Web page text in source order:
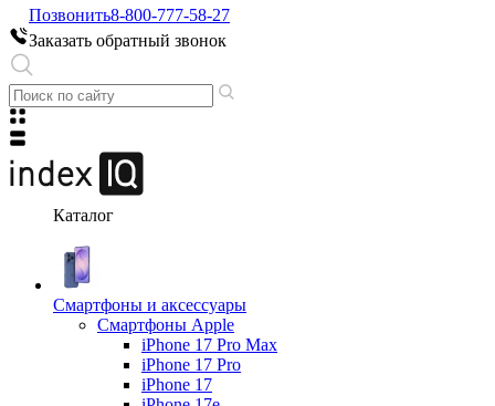
Позвонить8-800-777-58-27
Заказать обратный звонок
Каталог
Смартфоны и аксессуары
Смартфоны Apple
iPhone 17 Pro Max
iPhone 17 Pro
iPhone 17